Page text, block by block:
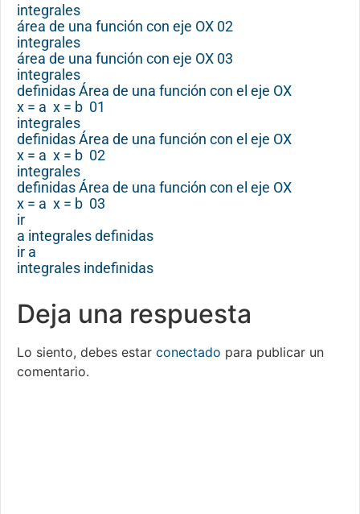
integrales
área de una función con eje OX 02
integrales
área de una función con eje OX 03
integrales
definidas Área de una función con el eje OX
x = a x = b 01
integrales
definidas Área de una función con el eje OX
x = a x = b 02
integrales
definidas Área de una función con el eje OX
x = a x = b 03
ir
a integrales definidas
ir a
integrales indefinidas
Deja una respuesta
Lo siento, debes estar conectado para publicar un
comentario.